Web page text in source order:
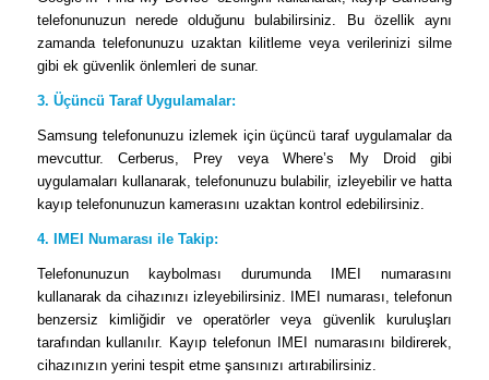
telefonunuzun nerede olduğunu bulabilirsiniz. Bu özellik aynı
zamanda telefonunuzu uzaktan kilitleme veya verilerinizi silme
gibi ek güvenlik önlemleri de sunar.
3. Üçüncü Taraf Uygulamalar:
Samsung telefonunuzu izlemek için üçüncü taraf uygulamalar da
mevcuttur. Cerberus, Prey veya Where’s My Droid gibi
uygulamaları kullanarak, telefonunuzu bulabilir, izleyebilir ve hatta
kayıp telefonunuzun kamerasını uzaktan kontrol edebilirsiniz.
4. IMEI Numarası ile Takip:
Telefonunuzun kaybolması durumunda IMEI numarasını
kullanarak da cihazınızı izleyebilirsiniz. IMEI numarası, telefonun
benzersiz kimliğidir ve operatörler veya güvenlik kuruluşları
tarafından kullanılır. Kayıp telefonun IMEI numarasını bildirerek,
cihazınızın yerini tespit etme şansınızı artırabilirsiniz.